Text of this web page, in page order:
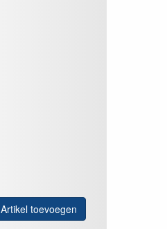
Artikel toevoegen